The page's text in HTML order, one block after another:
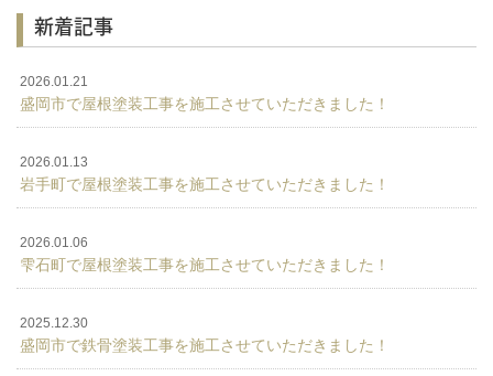
新着記事
2026.01.21
盛岡市で屋根塗装工事を施工させていただきました！
2026.01.13
岩手町で屋根塗装工事を施工させていただきました！
2026.01.06
雫石町で屋根塗装工事を施工させていただきました！
2025.12.30
盛岡市で鉄骨塗装工事を施工させていただきました！